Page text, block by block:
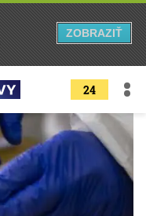
24
ZOBRAZIŤ